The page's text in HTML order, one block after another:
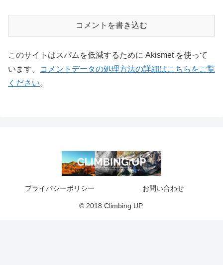
コメントを書き込む
このサイトはスパムを低減するために Akismet を使って
います。
コメントデータの処理方法の詳細はこちらをご覧
ください。
プライバシーポリシー お問い合わせ
© 2018 Climbing.UP.